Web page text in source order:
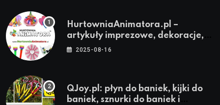
HurtowniaAnimatora.pl –
artykuły imprezowe, dekoracje,
stroje i akcesoria dla animatorów
2025-08-16
QJoy.pl: płyn do baniek, kijki do
baniek, sznurki do baniek i